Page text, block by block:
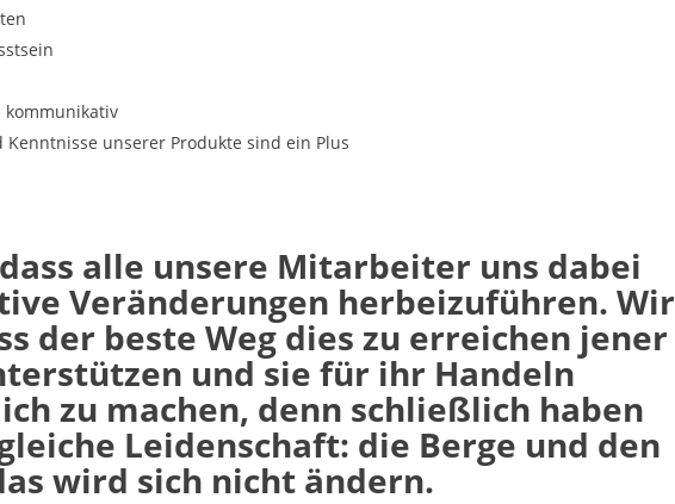
kommunikativ
unserer Produkte sind ein Plus
alle unsere Mitarbeiter uns dabei
Veränderungen herbeizuführen. Wir
der beste Weg dies zu erreichen jener
und sie für ihr Handeln
zu machen, denn schließlich haben
Leidenschaft: die Berge und den
wird sich nicht ändern.